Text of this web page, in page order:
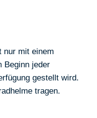
nur mit einem
Beginn jeder
gestellt wird.
tragen.